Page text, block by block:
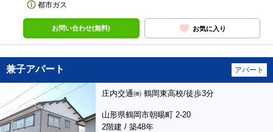
都市ガス
お問い合わせ(無料) お気に入り
兼子アパート アパート
庄内交通㈱ 鶴岡東高校/徒歩3分
山形県鶴岡市朝暘町 2-20
2階建 / 築48年